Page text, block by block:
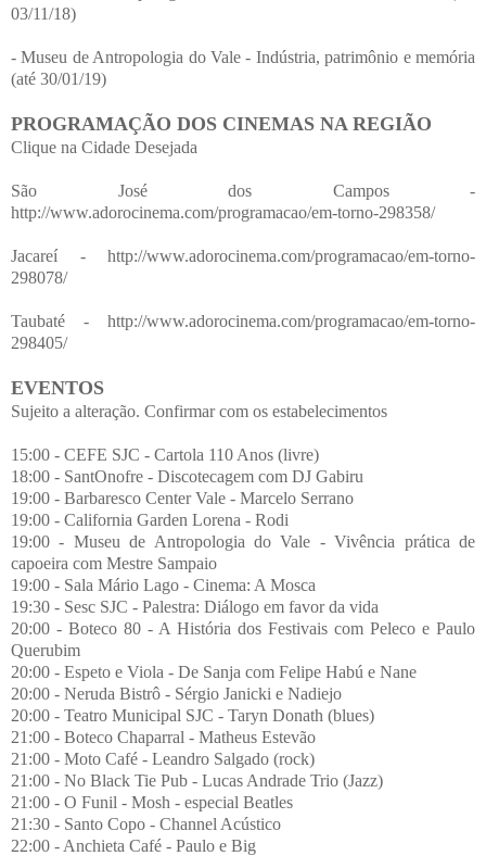
03/11/18)
- Museu de Antropologia do Vale - Indústria, patrimônio e memória
(até 30/01/19)
PROGRAMAÇÃO DOS CINEMAS NA REGIÃO
Clique na Cidade Desejada
São José dos Campos -
http://www.adorocinema.com/programacao/em-torno-298358/
Jacareí - http://www.adorocinema.com/programacao/em-torno-
298078/
Taubaté - http://www.adorocinema.com/programacao/em-torno-
298405/
EVENTOS
Sujeito a alteração. Confirmar com os estabelecimentos
15:00 - CEFE SJC - Cartola 110 Anos (livre)
18:00 - SantOnofre - Discotecagem com DJ Gabiru
19:00 - Barbaresco Center Vale - Marcelo Serrano
19:00 - California Garden Lorena - Rodi
19:00 - Museu de Antropologia do Vale - Vivência prática de
capoeira com Mestre Sampaio
19:00 - Sala Mário Lago - Cinema: A Mosca
19:30 - Sesc SJC - Palestra: Diálogo em favor da vida
20:00 - Boteco 80 - A História dos Festivais com Peleco e Paulo
Querubim
20:00 - Espeto e Viola - De Sanja com Felipe Habú e Nane
20:00 - Neruda Bistrô - Sérgio Janicki e Nadiejo
20:00 - Teatro Municipal SJC - Taryn Donath (blues)
21:00 - Boteco Chaparral - Matheus Estevão
21:00 - Moto Café - Leandro Salgado (rock)
21:00 - No Black Tie Pub - Lucas Andrade Trio (Jazz)
21:00 - O Funil - Mosh - especial Beatles
21:30 - Santo Copo - Channel Acústico
22:00 - Anchieta Café - Paulo e Big